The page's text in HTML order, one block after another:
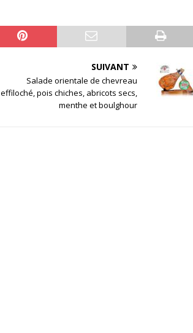
SUIVANT
Salade orientale de chevreau
effiloché, pois chiches, abricots secs,
menthe et boulghour